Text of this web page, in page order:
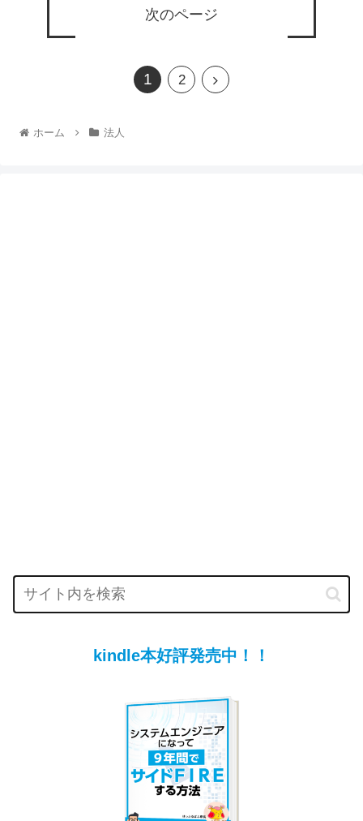
次のページ
1 2
ホーム 法人
kindle本好評発売中！！